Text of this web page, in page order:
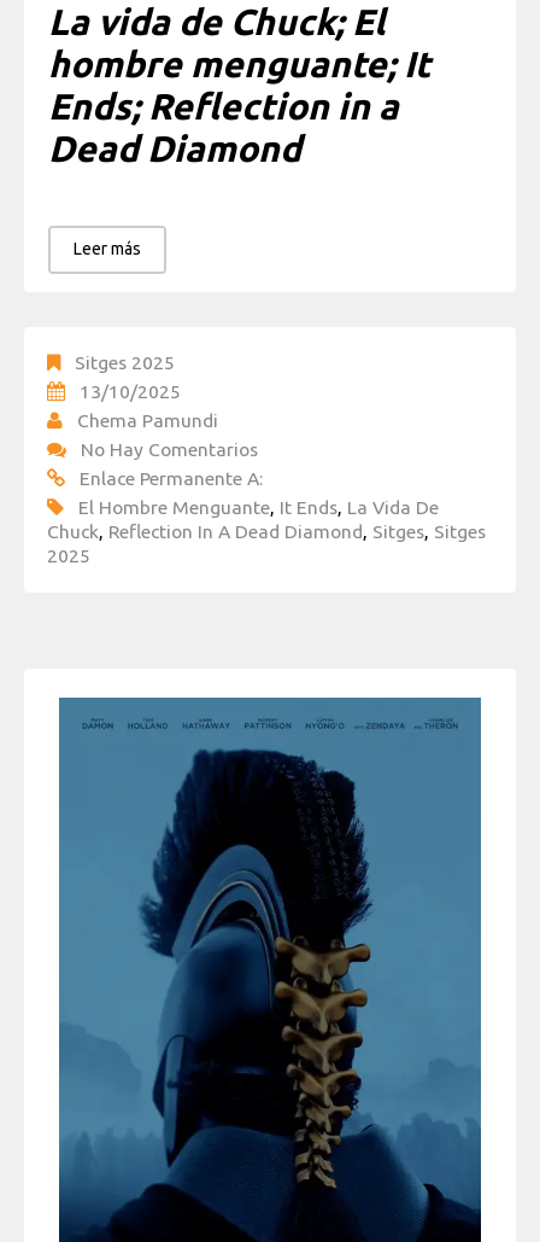
La vida de Chuck; El
hombre menguante; It
Ends; Reflection in a
Dead Diamond
Leer más
Sitges 2025
13/10/2025
Chema Pamundi
No Hay Comentarios
Enlace Permanente A:
El Hombre Menguante, It Ends, La Vida De
Chuck, Reflection In A Dead Diamond, Sitges, Sitges
2025